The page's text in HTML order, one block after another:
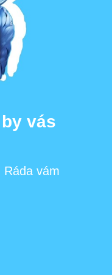
vás
Ráda vám